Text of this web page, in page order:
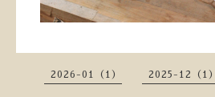
2026-01（1） 2025-12（1）